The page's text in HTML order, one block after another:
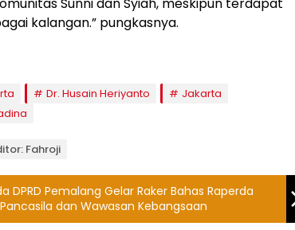
Sunni dan Syiah, meskipun terdapat
kalangan.” pungkasnya.
Dr. Husain Heriyanto
Jakarta
Fahroji
DPRD Pemalang Gelar Raker Bahas Raperda
dan Wawasan Kebangsaan